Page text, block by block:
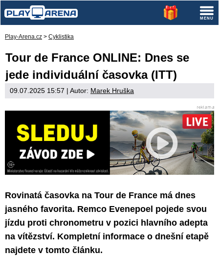
Play-Arena.cz > Cyklistika
Tour de France ONLINE: Dnes se
jede individuální časovka (ITT)
09.07.2025 15:57 | Autor: Marek Hruška
Rovinatá časovka na Tour de France má dnes
jasného favorita. Remco Evenepoel pojede svou
jízdu proti chronometru v pozici hlavního adepta
na vítězství. Kompletní informace o dnešní etapě
najdete v tomto článku.